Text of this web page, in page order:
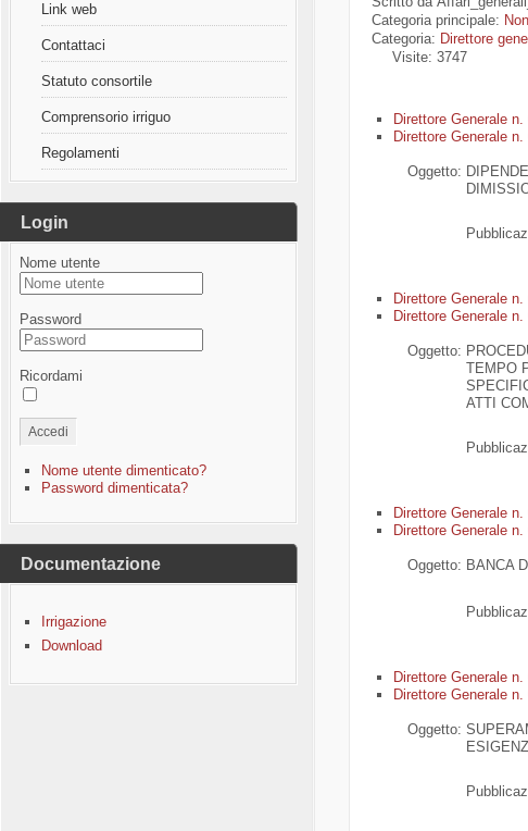
Link web
Contattaci
Statuto consortile
Comprensorio irriguo
Regolamenti
Login
Nome utente
Password
Ricordami
Accedi
Nome utente dimenticato?
Password dimenticata?
Documentazione
Irrigazione
Download
Categoria principale:
Categoria: Direttore
Visite: 3747
Direttore Generale
Direttore Generale
Oggetto:
Direttore Generale
Direttore Generale
Oggetto:
TEMPO
ATTI
Direttore Generale
Direttore Generale
Oggetto: BANCA
Direttore Generale
Direttore Generale
Oggetto: